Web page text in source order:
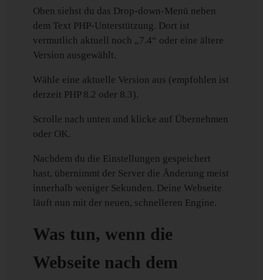
Oben siehst du das Drop-down-Menü neben
dem Text PHP-Unterstützung. Dort ist
vermutlich aktuell noch „7.4“ oder eine ältere
Version ausgewählt.
Wähle eine aktuelle Version aus (empfohlen ist
derzeit PHP 8.2 oder 8.3).
Scrolle nach unten und klicke auf Übernehmen
oder OK.
Nachdem du die Einstellungen gespeichert
hast, übernimmt der Server die Änderung meist
innerhalb weniger Sekunden. Deine Webseite
läuft nun mit der neuen, schnelleren Engine.
Was tun, wenn die
Webseite nach dem